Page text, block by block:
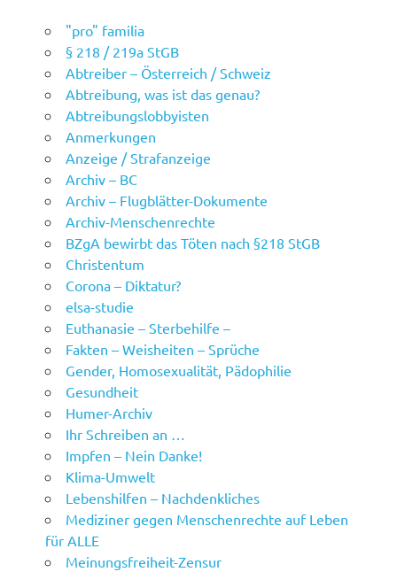
"pro" familia
§ 218 / 219a StGB
Abtreiber – Österreich / Schweiz
Abtreibung, was ist das genau?
Abtreibungslobbyisten
Anmerkungen
Anzeige / Strafanzeige
Archiv – BC
Archiv – Flugblätter-Dokumente
Archiv-Menschenrechte
BZgA bewirbt das Töten nach §218 StGB
Christentum
Corona – Diktatur?
elsa-studie
Euthanasie – Sterbehilfe –
Fakten – Weisheiten – Sprüche
Gender, Homosexualität, Pädophilie
Gesundheit
Humer-Archiv
Ihr Schreiben an …
Impfen – Nein Danke!
Klima-Umwelt
Lebenshilfen – Nachdenkliches
Mediziner gegen Menschenrechte auf Leben
für ALLE
Meinungsfreiheit-Zensur